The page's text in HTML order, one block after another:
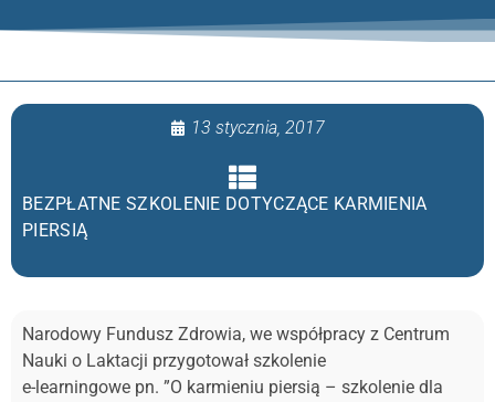
13 stycznia, 2017
BEZPŁATNE SZKOLENIE DOTYCZĄCE KARMIENIA
PIERSIĄ
Narodowy Fundusz Zdrowia, we współpracy z Centrum
Nauki o Laktacji przygotował szkolenie
e-learningowe pn. ”O karmieniu piersią – szkolenie dla